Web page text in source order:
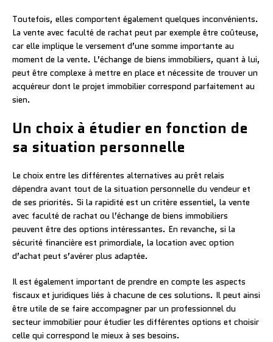
Toutefois, elles comportent également quelques inconvénients.
La vente avec faculté de rachat peut par exemple être coûteuse,
car elle implique le versement d’une somme importante au
moment de la vente. L’échange de biens immobiliers, quant à lui,
peut être complexe à mettre en place et nécessite de trouver un
acquéreur dont le projet immobilier correspond parfaitement au
sien.
Un choix à étudier en fonction de
sa situation personnelle
Le choix entre les différentes alternatives au prêt relais
dépendra avant tout de la situation personnelle du vendeur et
de ses priorités. Si la rapidité est un critère essentiel, la vente
avec faculté de rachat ou l’échange de biens immobiliers
peuvent être des options intéressantes. En revanche, si la
sécurité financière est primordiale, la location avec option
d’achat peut s’avérer plus adaptée.
Il est également important de prendre en compte les aspects
fiscaux et juridiques liés à chacune de ces solutions. Il peut ainsi
être utile de se faire accompagner par un professionnel du
secteur immobilier pour étudier les différentes options et choisir
celle qui correspond le mieux à ses besoins.